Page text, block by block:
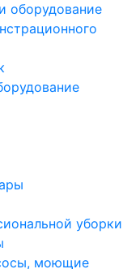
оборудование
уборки
моющие